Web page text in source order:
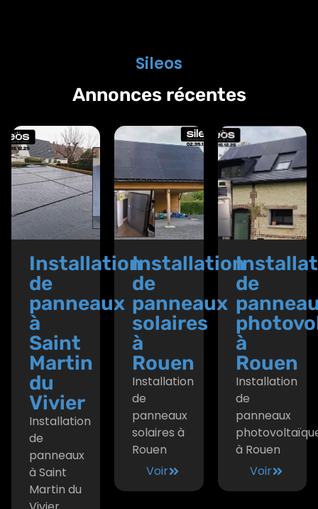
Sileos
Annonces récentes
Installation
de
panneaux
à
Saint
Martin
du
Vivier
Installation
de
panneaux
à Saint
Martin du
Installation
de
panneaux
solaires
à
Rouen
Installation
de
panneaux
solaires à
Rouen
Voir
de
à
Rouen
Installation
de
panneaux
à Rouen
Voir